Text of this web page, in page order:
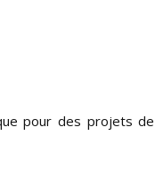
pour des projets